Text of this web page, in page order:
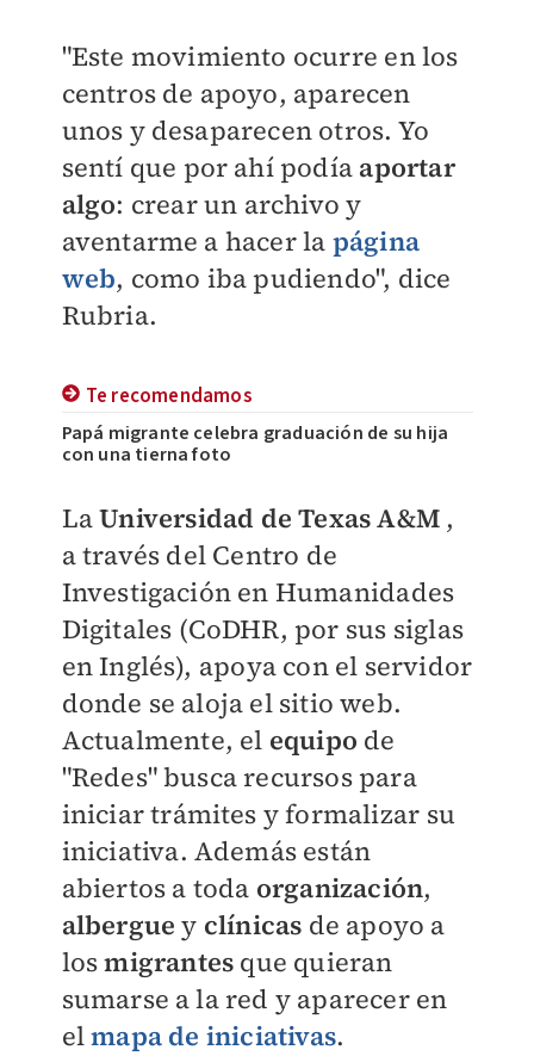
"Este movimiento ocurre en los
centros de apoyo, aparecen
unos y desaparecen otros. Yo
sentí que por ahí podía aportar
algo: crear un archivo y
aventarme a hacer la página
web, como iba pudiendo", dice
Rubria.
Te recomendamos
Papá migrante celebra graduación de su hija
con una tierna foto
LaUniversidad de Texas A&M,
a través del Centro de
Investigación en Humanidades
Digitales (CoDHR, por sus siglas
en Inglés), apoya con el servidor
donde se aloja el sitio web.
Actualmente, el equipo de
"Redes" busca recursos para
iniciar trámites y formalizar su
iniciativa. Además están
abiertos a toda organización,
albergue y clínicas de apoyo a
losmigrantes que quieran
sumarse a la red y aparecer en
elmapa de iniciativas.